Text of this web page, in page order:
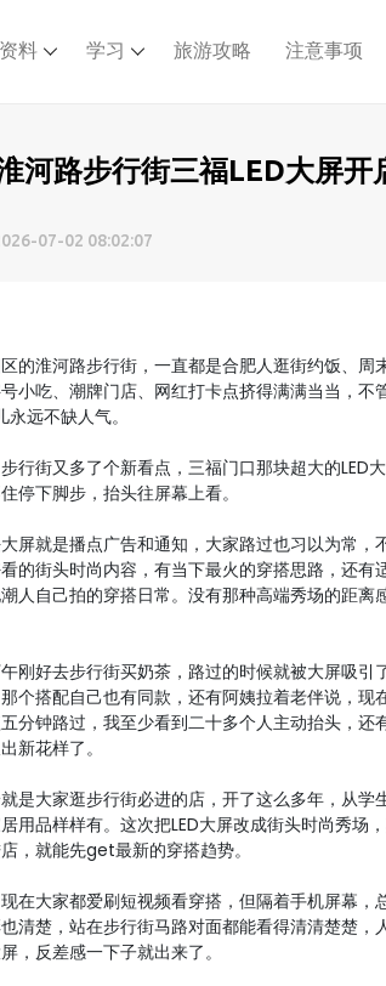
资料 学习 旅游攻略 注意事项
河路步行街三福LED大屏
07-02 08:02:07
的淮河路步行街，一直都是合肥人逛街约饭、
小吃、潮牌门店、网红打卡点挤得满满当当，
远不缺人气。
行街又多了个新看点，三福门口那块超大的LED
停下脚步，抬头往屏幕上看。
屏就是播点广告和通知，大家路过也习以为常
的街头时尚内容，有当下最火的穿搭思路，还
人自己拍的穿搭日常。没有那种高端秀场的距
刚好去步行街买奶茶，路过的时候就被大屏吸
个搭配自己也有同款，还有阿姨拉着老伴说，
分钟路过，我至少看到二十多个人主动抬头，
新花样了。
是大家逛步行街必进的店，开了这么多年，从
用品样样有。这次把LED大屏改成街头时尚秀场
，就能先get最新的穿搭趋势。
在大家都爱刷短视频看穿搭，但隔着手机屏幕
清楚，站在步行街马路对面都能看得清清楚楚
，反差感一下子就出来了。